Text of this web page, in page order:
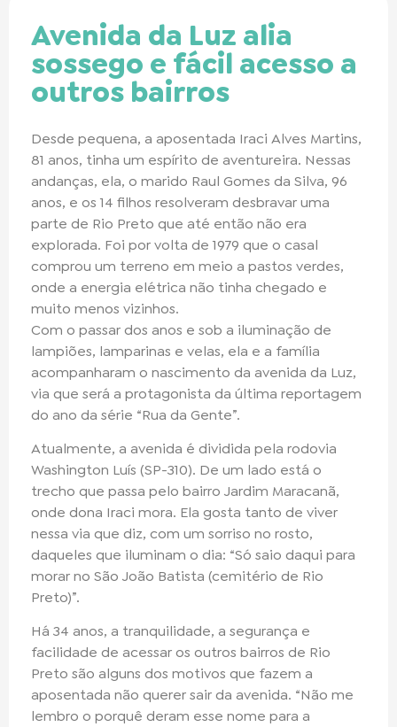
Avenida da Luz alia
sossego e fácil acesso a
outros bairros
Desde pequena, a aposentada Iraci Alves Martins,
81 anos, tinha um espírito de aventureira. Nessas
andanças, ela, o marido Raul Gomes da Silva, 96
anos, e os 14 filhos resolveram desbravar uma
parte de Rio Preto que até então não era
explorada. Foi por volta de 1979 que o casal
comprou um terreno em meio a pastos verdes,
onde a energia elétrica não tinha chegado e
muito menos vizinhos.
Com o passar dos anos e sob a iluminação de
lampiões, lamparinas e velas, ela e a família
acompanharam o nascimento da avenida da Luz,
via que será a protagonista da última reportagem
do ano da série “Rua da Gente”.
Atualmente, a avenida é dividida pela rodovia
Washington Luís (SP-310). De um lado está o
trecho que passa pelo bairro Jardim Maracanã,
onde dona Iraci mora. Ela gosta tanto de viver
nessa via que diz, com um sorriso no rosto,
daqueles que iluminam o dia: “Só saio daqui para
morar no São João Batista (cemitério de Rio
Preto)”.
Há 34 anos, a tranquilidade, a segurança e
facilidade de acessar os outros bairros de Rio
Preto são alguns dos motivos que fazem a
aposentada não querer sair da avenida. “Não me
lembro o porquê deram esse nome para a